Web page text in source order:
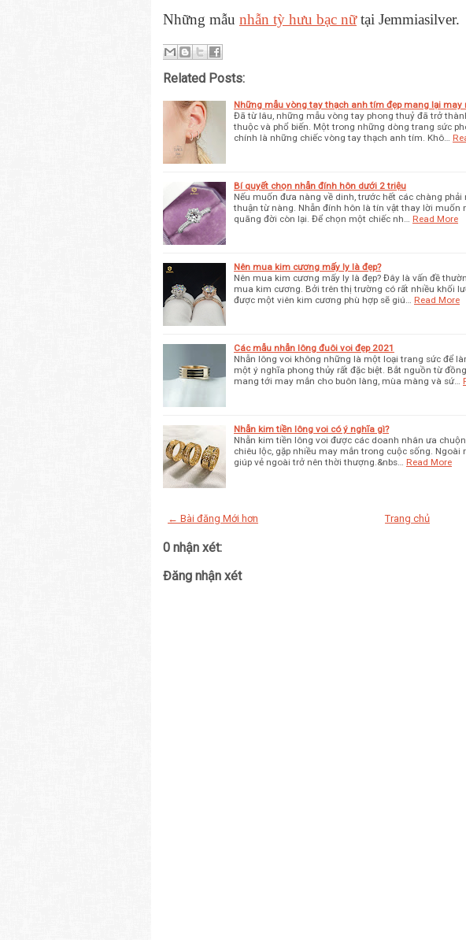
Những mẫu nhẫn tỳ hưu bạc nữtại Jemmiasilver.
Related Posts:
Những mẫu vòng tay thạch anh tím đẹp mang lại may
Đã từ lâu, những mẫu vòng tay phong thuỷ đã trở
thuộc và phổ biến. Một trong những dòng trang sức
chính là những chiếc vòng tay thạch anh tím. Khô…
Bí quyết chọn nhẫn đính hôn dưới 2 triệu
Nếu muốn đưa nàng về dinh, trước hết các chàng
thuận từ nàng. Nhẫn đính hôn là tín vật thay lời muốn
quãng đời còn lại. Để chọn một chiếc nh… Read More
Nên mua kim cương mấy ly là đẹp?
Nên mua kim cương mấy ly là đẹp? Đây là vấn đề
mua kim cương. Bởi trên thị trường có rất nhiều khối
được một viên kim cương phù hợp sẽ giú… Read More
Các mẫu nhẫn lông đuôi voi đẹp 2021
Nhẫn lông voi không những là một loại trang sức để
một ý nghĩa phong thủy rất đặc biệt. Bắt nguồn từ
mang tới may mắn cho buôn làng, mùa màng và sứ…
Nhẫn kim tiền lông voi có ý nghĩa gì?
Nhẫn kim tiền lông voi được các doanh nhân ưa
chiêu lộc, gặp nhiều may mắn trong cuộc sống.
giúp vẻ ngoài trở nên thời thượng.&nbs… Read More
← Bài đăng Mới hơn Trang chủ
0 nhận xét:
Đăng nhận xét